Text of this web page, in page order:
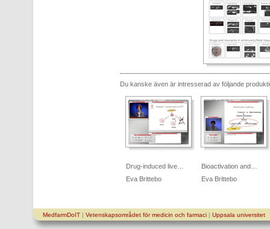
Du kanske även är intresserad av följande
Drug-induced live…
Eva Brittebo
Bioactivation and…
Eva Brittebo
MedfarmDoIT| Vetenskapsområdet för medicin och farmaci| Uppsala universitet